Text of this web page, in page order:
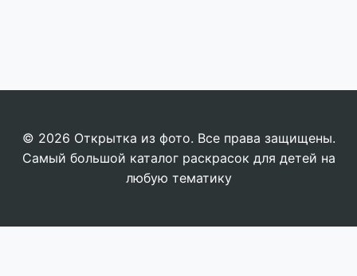
© 2026 Открытка из фото. Все права защищены.
Самый большой каталог раскрасок для детей на
любую тематику